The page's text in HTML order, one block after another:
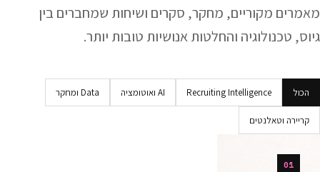
מחקר, סקרים ושיחות שמחברים בין
והחלטות אנושיות טובות יותר.
Recruiting AI ואוטומציה Data ומחקר